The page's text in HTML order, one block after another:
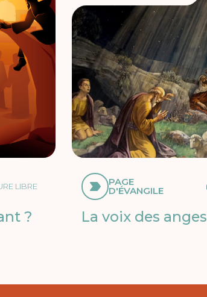
LIBRE
?
PAGE
D'ÉVANGILE
La voix des anges